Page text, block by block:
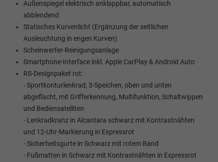
Außenspiegel elektrisch anklappbar, automatisch
abblendend
Statisches Kurvenlicht (Ergänzung der seitlichen
Ausleuchtung in engen Kurven)
Scheinwerfer-Reinigungsanlage
Smartphone-Interface inkl. Apple CarPlay & Android Auto
RS-Designpaket rot:
- Sportkonturlenkrad, 3-Speichen, oben und unten
abgeflacht, mit Grifferkennung, Multifunktion, Schaltwippen
und Bediensatelliten
- Lenkradkranz in Alcantara schwarz mit Kontrastnähten
und 12-Uhr-Markierung in Expressrot
- Sicherheitsgurte in Schwarz mit rotem Rand
- Fußmatten in Schwarz mit Kontrastnähten in Expressrot